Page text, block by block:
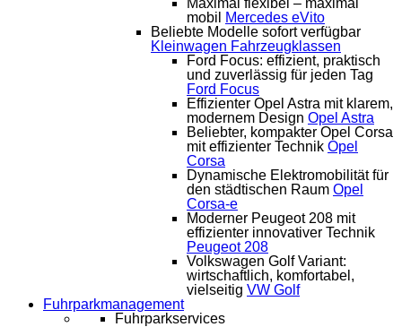
Maximal flexibel – maximal
mobil
Mercedes eVito
Beliebte Modelle sofort verfügbar
Kleinwagen Fahrzeugklassen
Ford Focus: effizient, praktisch
und zuverlässig für jeden Tag
Ford Focus
Effizienter Opel Astra mit klarem,
modernem Design Opel Astra
Beliebter, kompakter Opel Corsa
mit effizienter Technik Opel
Corsa
Dynamische Elektromobilität für
den städtischen Raum Opel
Corsa-e
Moderner Peugeot 208 mit
effizienter innovativer Technik
Peugeot 208
Volkswagen Golf Variant:
wirtschaftlich, komfortabel,
vielseitig VW Golf
Fuhrparkmanagement
Fuhrparkservices